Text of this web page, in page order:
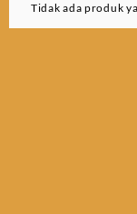
Tidak ada produk